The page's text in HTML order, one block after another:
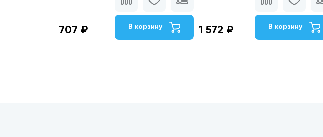
707 ₽ В корзину 1 572 ₽ В корзину